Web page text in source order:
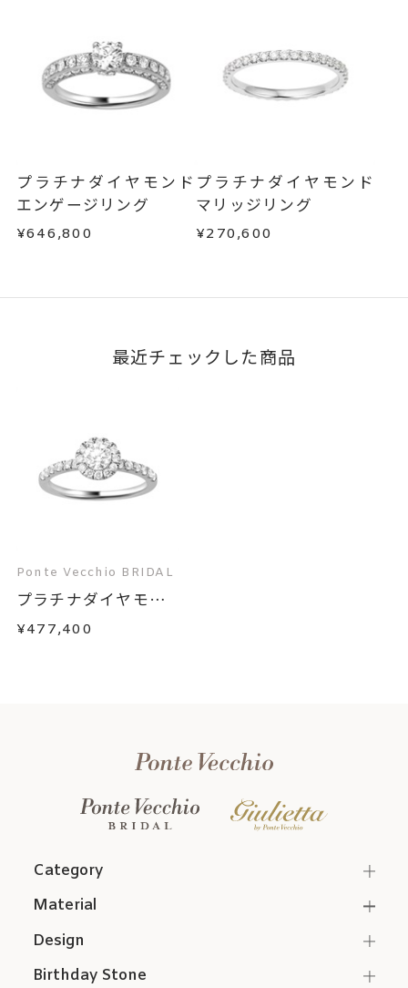
目安:約1ヶ月半
刻印文字数
サイズ#4.5までは、5文字まで。
刻印字体
文字タイプA、文字タイプB、文字
タイプCよりお選びいただけま
・過度な交換・返品を繰り返している場合
商品の品質には万全を期しておりますが、万が一
不良品の場合、またはご注文のお品と異なる場合
はお問い合わせフォームよりご連絡ください。
この場合の返送料は弊社にて負担いたしますの
で、着払いにてご返送ください。
詳細はこちら
プラチナダイヤモンド
エンゲージリング
¥646,800
プラチナダイヤモンド
マリッジリング
¥270,600
最近チェックした商品
Ponte Vecchio BRIDAL
プラチナダイヤモン
ド...
¥477,400
Category
Material
Design
Birthday Stone